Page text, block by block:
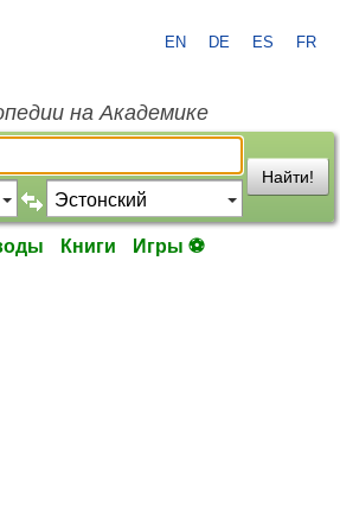
EN DE ES FR
на Академике
Найти!
Книги Игры ⚽